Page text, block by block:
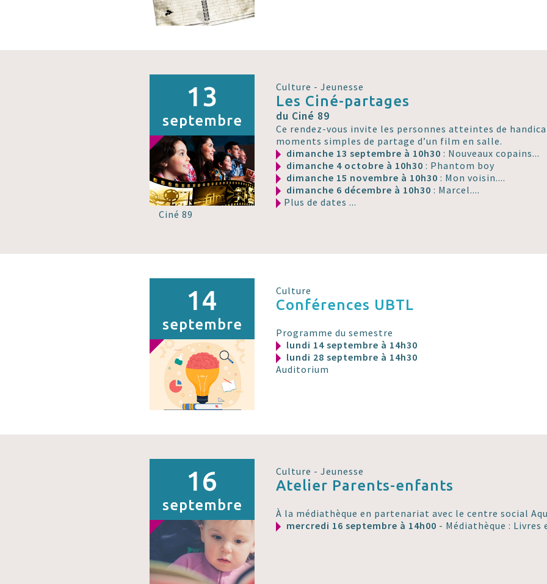
13
septembre
Culture - Jeunesse
Les Ciné-partages
du Ciné 89
Ce rendez-vous invite les personnes atteintes de
moments simples de partage d’un film en salle.
dimanche 13 septembre à 10h30: Nouveaux copains...
dimanche 4 octobre à 10h30: Phantom boy
dimanche 15 novembre à 10h30: Mon voisin....
dimanche 6 décembre à 10h30: Marcel....
Plus de dates ...
Ciné 89
14
septembre
Culture
Conférences UBTL
Programme du semestre
lundi 14 septembre à 14h30
lundi 28 septembre à 14h30
Auditorium
16
septembre
Culture - Jeunesse
Atelier Parents-enfants
À la médiathèque en partenariat avec le centre social
mercredi 16 septembre à 14h00 - Médiathèque : Livres